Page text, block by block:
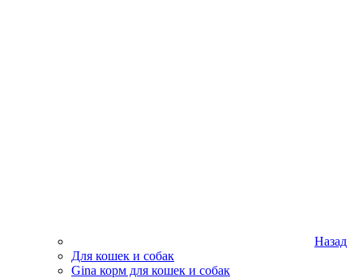
Назад
Для кошек и собак
Gina корм для кошек и собак